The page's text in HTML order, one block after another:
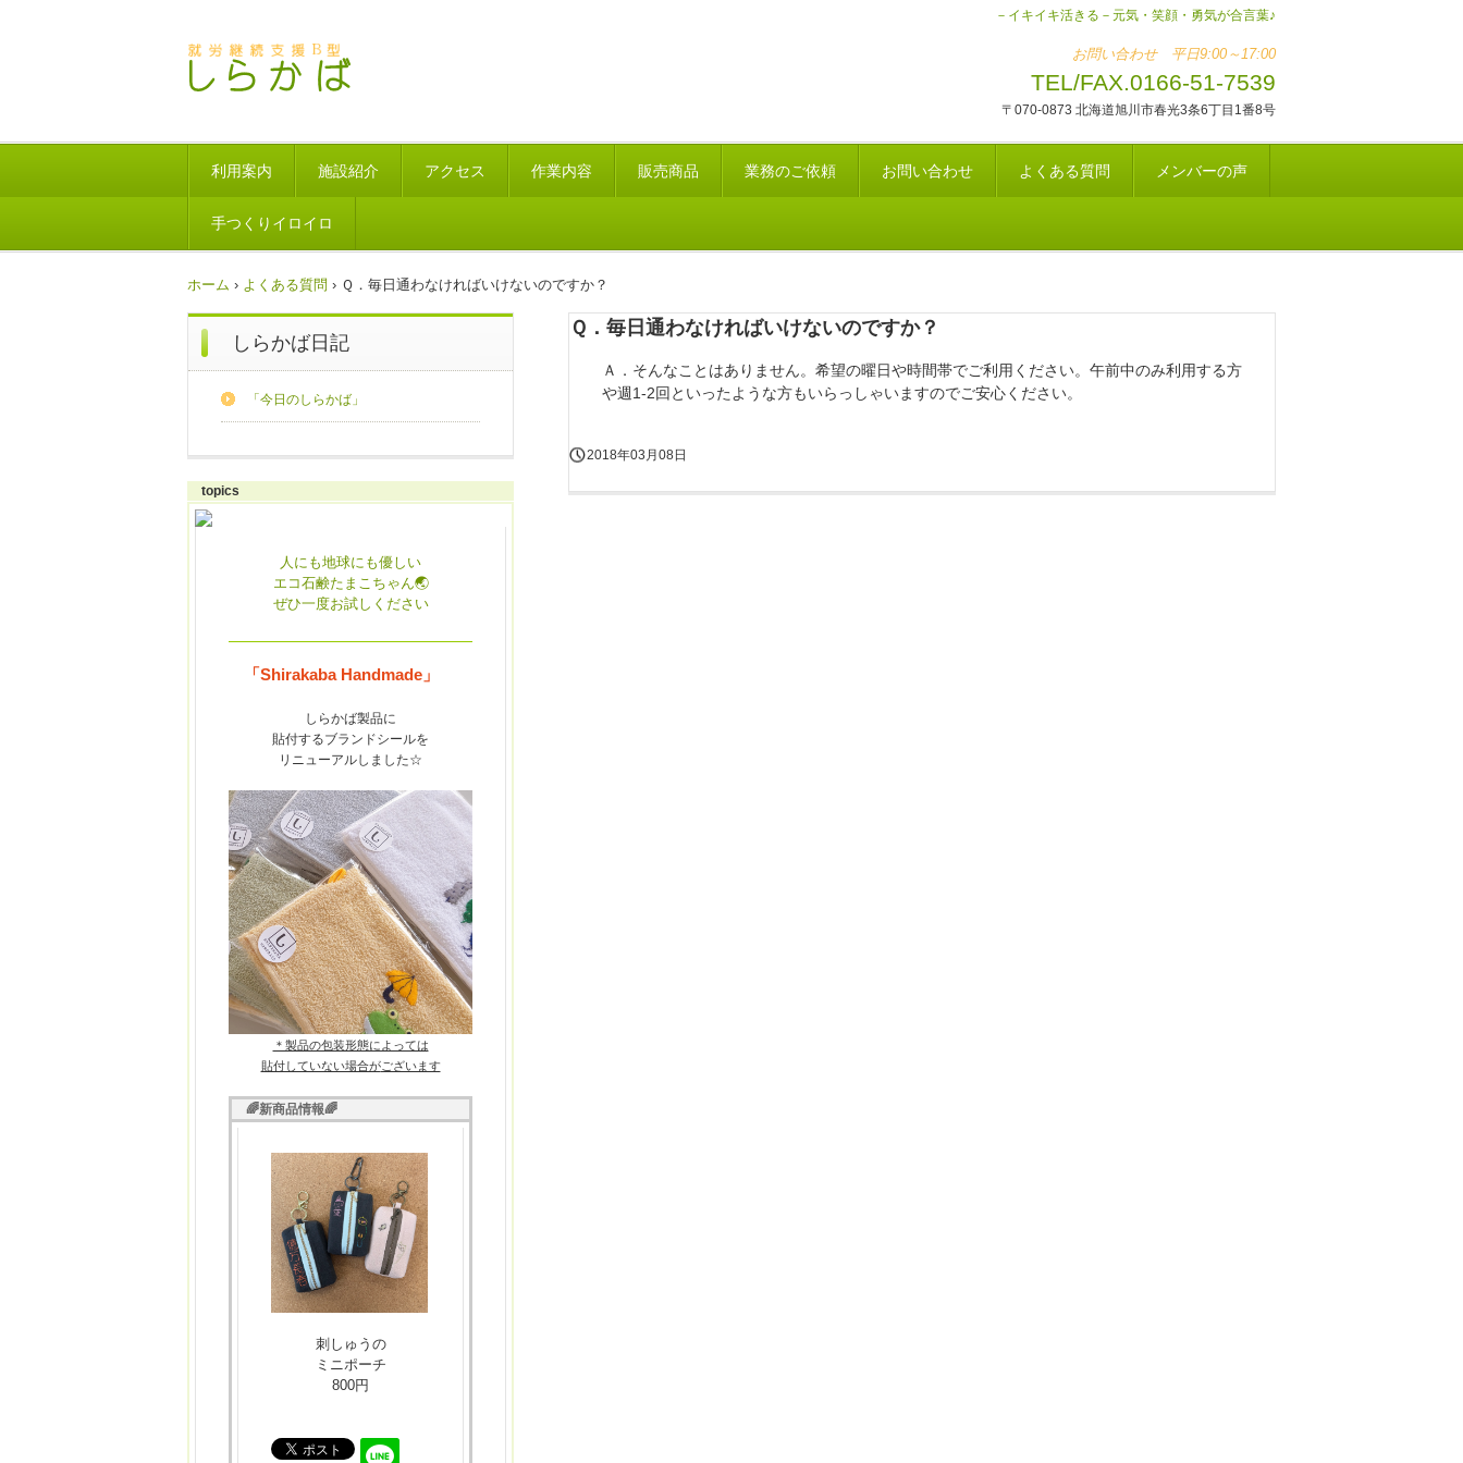
－イキイキ活きる－元気・笑顔・勇気が合言葉♪
お問い合わせ 平日9:00～17:00
TEL/FAX.0166-51-7539
〒070-0873 北海道旭川市春光3条6丁目1番8号
利用案内 施設紹介 アクセス 作業内容 販売商品 業務のご依頼 お問い合わせ よくある質問 メンバーの声
手つくりイロイロ
ホーム › よくある質問 › Ｑ．毎日通わなければいけないのですか？
Ｑ．毎日通わなければいけないのですか？
Ａ．そんなことはありません。希望の曜日や時間帯でご利用ください。午前中のみ利用する方
や週1-2回といったような方もいらっしゃいますのでご安心ください。
2018年03月08日
しらかば日記
「今日のしらかば」
topics
人にも地球にも優しい
エコ石鹸たまこちゃん🌏
ぜひ一度お試しください
「Shirakaba Handmade」
しらかば製品に
貼付するブランドシールを
リニューアルしました☆
＊製品の包装形態によっては
貼付していない場合がございます
🌈新商品情報🌈
刺しゅうの
ミニポーチ
800円